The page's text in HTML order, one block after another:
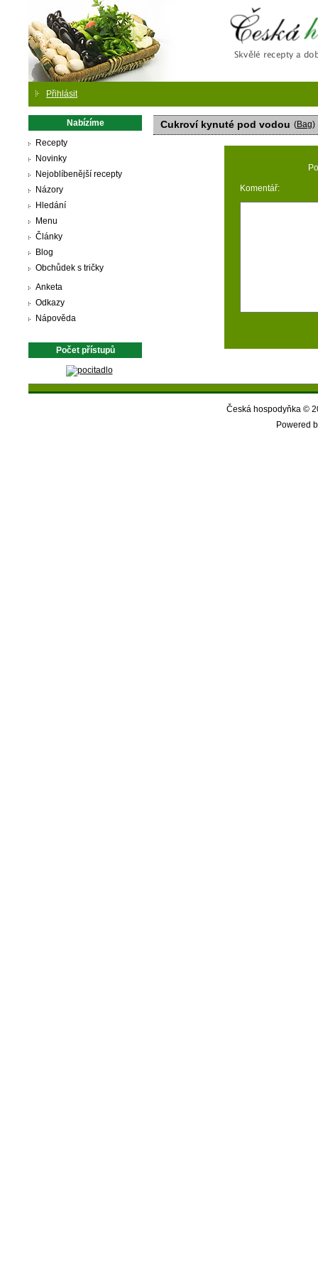
Přihlásit
Nabízíme
Recepty
Novinky
Nejoblíbenější recepty
Názory
Hledání
Menu
Články
Blog
Obchůdek s tričky
Anketa
Odkazy
Nápověda
Počet přístupů
Cukroví kynuté pod vodou (Bag)
Komentář:
Česká hospodyňka ©
Powered